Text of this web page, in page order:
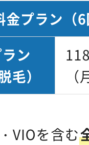
金プラン （
ン
毛）
VIOを含む